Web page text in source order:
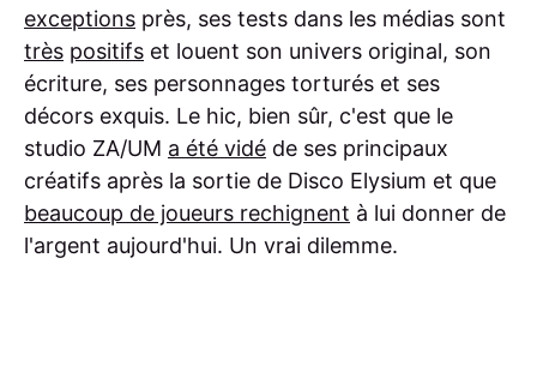
exceptions près, ses tests dans les médias sont
très positifs et louent son univers original, son
écriture, ses personnages torturés et ses
décors exquis. Le hic, bien sûr, c'est que le
studio ZA/UM a été vidé de ses principaux
créatifs après la sortie de Disco Elysium et que
beaucoup de joueurs rechignent à lui donner de
l'argent aujourd'hui. Un vrai dilemme.